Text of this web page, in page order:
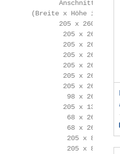
Anschnitt
(Breite x Höhe in mm)
205 x 260
205 x 260
205 x 260
205 x 260
205 x 260
205 x 260
205 x 260
98 x 260
205 x 130
68 x 260
68 x 260
205 x 85
205 x 85